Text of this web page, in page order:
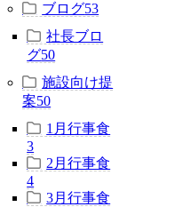
ブログ53
社長ブロ
グ50
施設向け提
案50
1月行事食
3
2月行事食
4
3月行事食